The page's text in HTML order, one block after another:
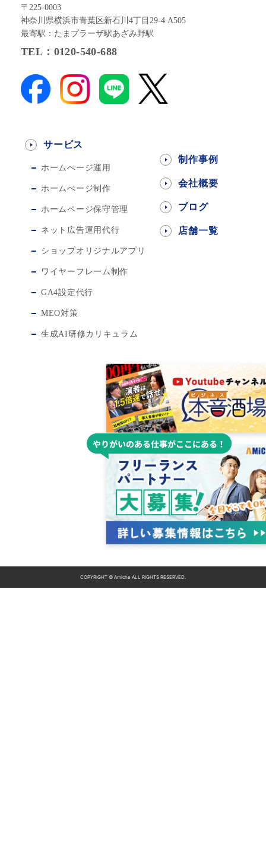
〒225-0003
神奈川県横浜市青葉区新石川4丁目29-4 A505
最寄駅：たまプラーザ駅あざみ野駅
TEL：0120-540-688
サービス
ホームぺージ運用
ホームぺージ制作
ホームページ保守管理
ネット広告運用代行
ショップオリジナルアプリ
ワイヤーフレーム制作
GA4設定代行
MEO対策
生成AI研修カリキュラム
制作事例
会社概要
ブログ
店舗一覧
COPYRIGHT © Amiche ALL RIGHTS RESERVED.